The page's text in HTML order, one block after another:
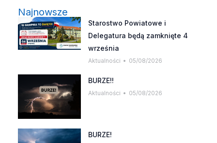
Najnowsze
Starostwo Powiatowe i
Delegatura będą zamknięte 4
września
Aktualności 05/08/2026
BURZE!!
Aktualności 05/08/2026
BURZE!